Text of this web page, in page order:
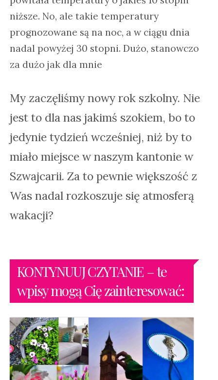
niższe. No, ale takie temperatury
prognozowane są na noc, a w ciągu dnia
nadal powyżej 30 stopni. Dużo, stanowczo
za dużo jak dla mnie
My zaczęliśmy nowy rok szkolny. Nie
jest to dla nas jakimś szokiem, bo to
jedynie tydzień wcześniej, niż by to
miało miejsce w naszym kantonie w
Szwajcarii. Za to pewnie większość z
Was nadal rozkoszuje się atmosferą
wakacji?
KONTYNUUJ CZYTANIE – te
wpisy mogą Cię zainteresować: